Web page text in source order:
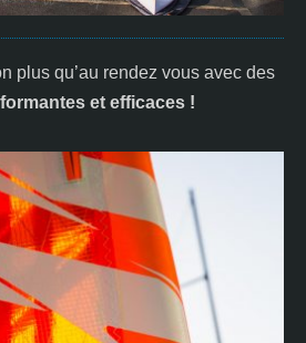
plus qu’au rendez vous avec des
et efficaces !